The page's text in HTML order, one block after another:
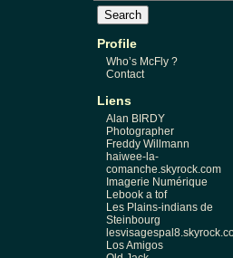
Profile
Who’s McFly ?
Contact
Liens
Alan BIRDY
Photographer
Freddy Willmann
haiwee-la-
comanche.skyrock.com
Imagerie Numérique
Lebook a tof
Les Plains-indians de
Steinbourg
Los Amigos